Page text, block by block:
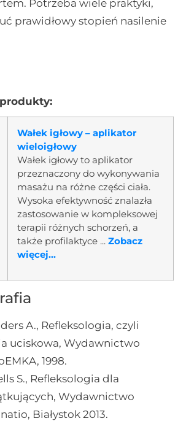
Potrzeba wiele praktyki,
prawidłowy stopień nasilenie
Wałek igłowy – aplikator
wieloigłowy
Wałek igłowy to aplikator
przeznaczony do wykonywania
masażu na różne części ciała.
Wysoka efektywność znalazła
zastosowanie w kompleksowej
terapii różnych schorzeń, a
także profilaktyce ... Zobacz
więcej...
A., Refleksologia, czyli
uciskowa, Wydawnictwo
1998.
S., Refleksologia dla
Wydawnictwo
Białystok 2013.